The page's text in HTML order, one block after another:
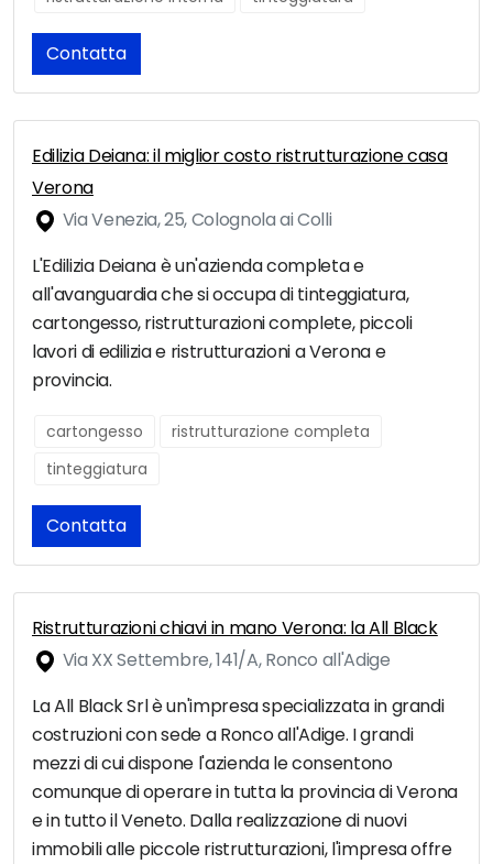
Contatta
Edilizia Deiana: il miglior costo ristrutturazione casa
Verona
Via Venezia, 25, Colognola ai Colli
L'Edilizia Deiana è un'azienda completa e
all'avanguardia che si occupa di tinteggiatura,
cartongesso, ristrutturazioni complete, piccoli
lavori di edilizia e ristrutturazioni a Verona e
provincia.
cartongesso
ristrutturazione completa
tinteggiatura
Contatta
Ristrutturazioni chiavi in mano Verona: la All Black
Via XX Settembre, 141/A, Ronco all'Adige
La All Black Srl è un'impresa specializzata in grandi
costruzioni con sede a Ronco all'Adige. I grandi
mezzi di cui dispone l'azienda le consentono
comunque di operare in tutta la provincia di Verona
e in tutto il Veneto. Dalla realizzazione di nuovi
immobili alle piccole ristrutturazioni, l'impresa offre